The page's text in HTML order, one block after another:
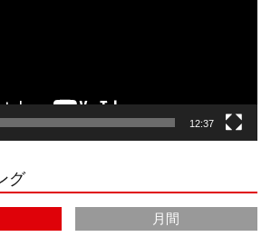
e
C
12:37
グ
月間